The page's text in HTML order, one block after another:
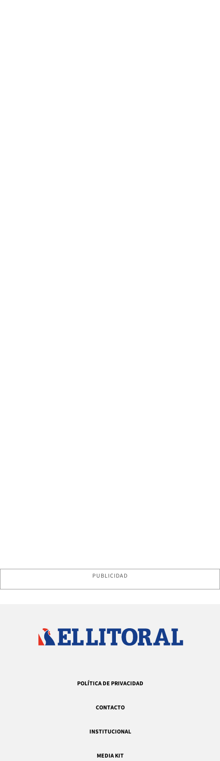
PUBLICIDAD
POLÍTICA DE PRIVACIDAD
CONTACTO
INSTITUCIONAL
MEDIA KIT